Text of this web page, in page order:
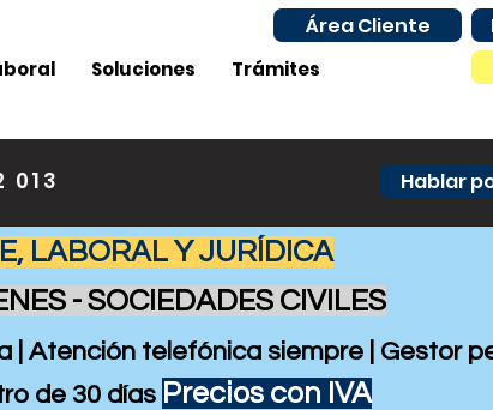
Área Cliente
Soluciones Trámites
Hablar
LABORAL YJURÍDICA
- SOCIEDADES CIVILES
|
Atención telefónica siempre | Gestor
de 30 días Precios con IVA